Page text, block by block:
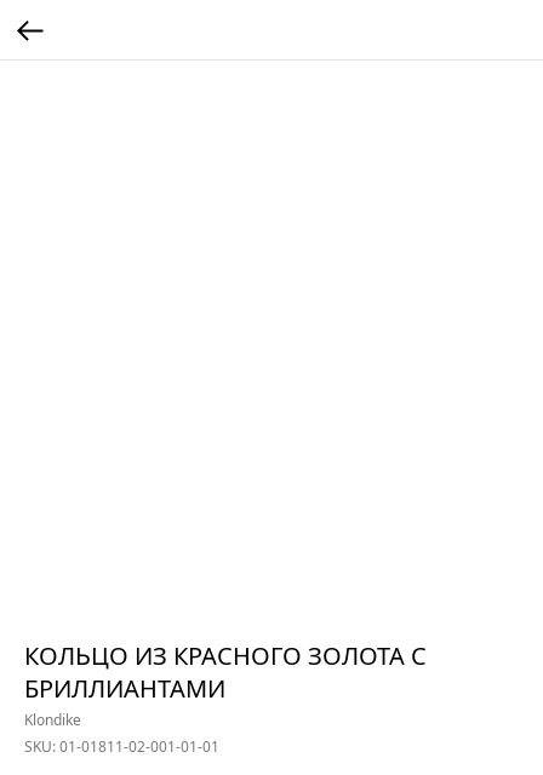
КОЛЬЦО ИЗ КРАСНОГО ЗОЛОТА С
БРИЛЛИАНТАМИ
Klondike
SKU:01-01811-02-001-01-01